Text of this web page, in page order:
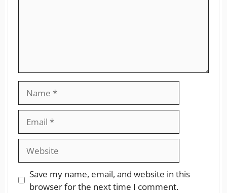
Save my name, email, and website in this
browser for the next time I comment.